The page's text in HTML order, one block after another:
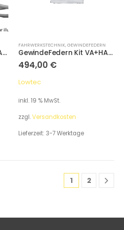
GewindeFedern Kit VA+HA für Volkswagen Golf VIII R Variant CDV Baujahr: 20-
FAHRWERKSTECHNIK,GEWINDEFEDERN
GewindeFedern Kit VA+HA passend für Audi A3 Cabrio Quattro 8V Bj 14-
494,00 €
Lowtec
inkl. 19 % MwSt.
zzgl.Versandkosten
Lieferzeit: 3-7 Werktage
1 2